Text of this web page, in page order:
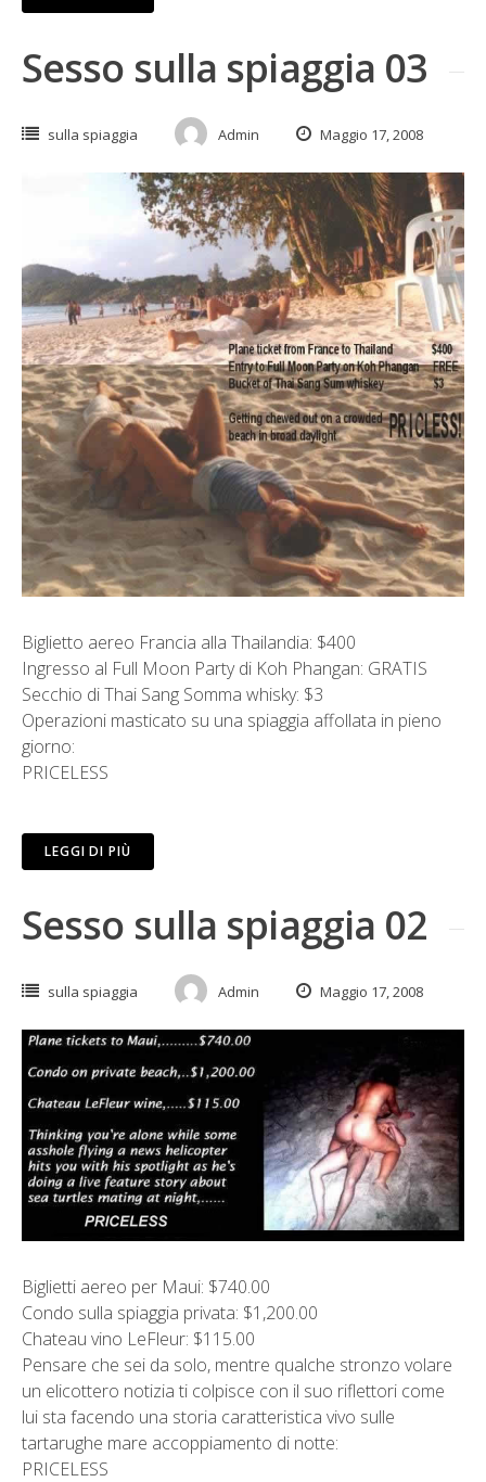
Sesso sulla spiaggia 03
sulla spiaggia Admin Maggio 17, 2008
Biglietto aereo Francia alla Thailandia: $400
Ingresso al Full Moon Party di Koh Phangan: GRATIS
Secchio di Thai Sang Somma whisky: $3
Operazioni masticato su una spiaggia affollata in pieno
giorno:
PRICELESS
LEGGI DI PIÙ
Sesso sulla spiaggia 02
sulla spiaggia Admin Maggio 17, 2008
Biglietti aereo per Maui: $740.00
Condo sulla spiaggia privata: $1,200.00
Chateau vino LeFleur: $115.00
Pensare che sei da solo, mentre qualche stronzo volare
un elicottero notizia ti colpisce con il suo riflettori come
lui sta facendo una storia caratteristica vivo sulle
tartarughe mare accoppiamento di notte:
PRICELESS